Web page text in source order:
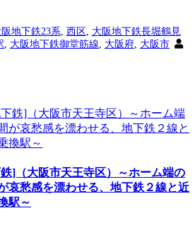
阪地下鉄23系 西区, 大阪地下鉄長堀鶴見
大阪地下鉄御堂筋線 大阪府 大阪市
]（大阪市天王寺区）～ホーム端の
哀愁感を漂わせる、地下鉄２線と近
駅～